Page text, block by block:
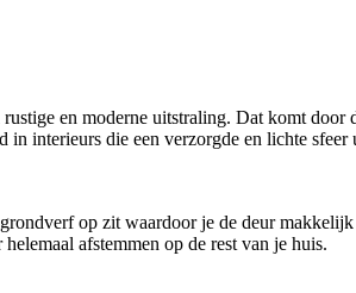
en moderne uitstraling. Dat komt door
interieurs die een verzorgde en lichte
op zit waardoor je de deur
afstemmen op de rest van je huis.